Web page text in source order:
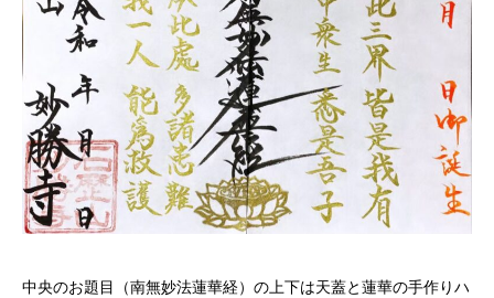
中央のお題目（南無妙法蓮華経）の上下は天蓋と蓮華の手作りハ